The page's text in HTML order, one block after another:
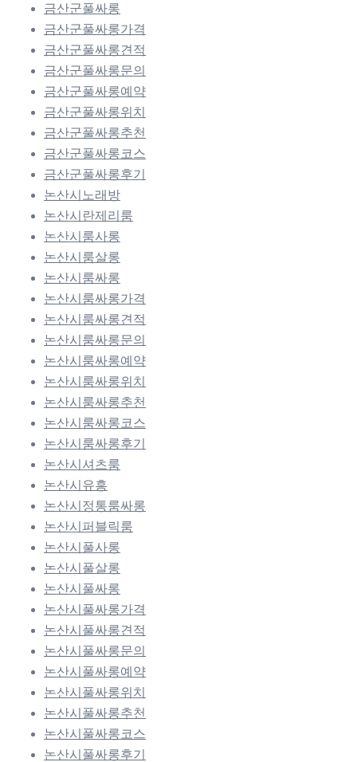
금산군풀싸롱
금산군풀싸롱가격
금산군풀싸롱견적
금산군풀싸롱문의
금산군풀싸롱예약
금산군풀싸롱위치
금산군풀싸롱추천
금산군풀싸롱코스
금산군풀싸롱후기
논산시노래방
논산시란제리룸
논산시룸사롱
논산시룸살롱
논산시룸싸롱
논산시룸싸롱가격
논산시룸싸롱견적
논산시룸싸롱문의
논산시룸싸롱예약
논산시룸싸롱위치
논산시룸싸롱추천
논산시룸싸롱코스
논산시룸싸롱후기
논산시셔츠룸
논산시유흥
논산시정통룸싸롱
논산시퍼블릭룸
논산시풀사롱
논산시풀살롱
논산시풀싸롱
논산시풀싸롱가격
논산시풀싸롱견적
논산시풀싸롱문의
논산시풀싸롱예약
논산시풀싸롱위치
논산시풀싸롱추천
논산시풀싸롱코스
논산시풀싸롱후기